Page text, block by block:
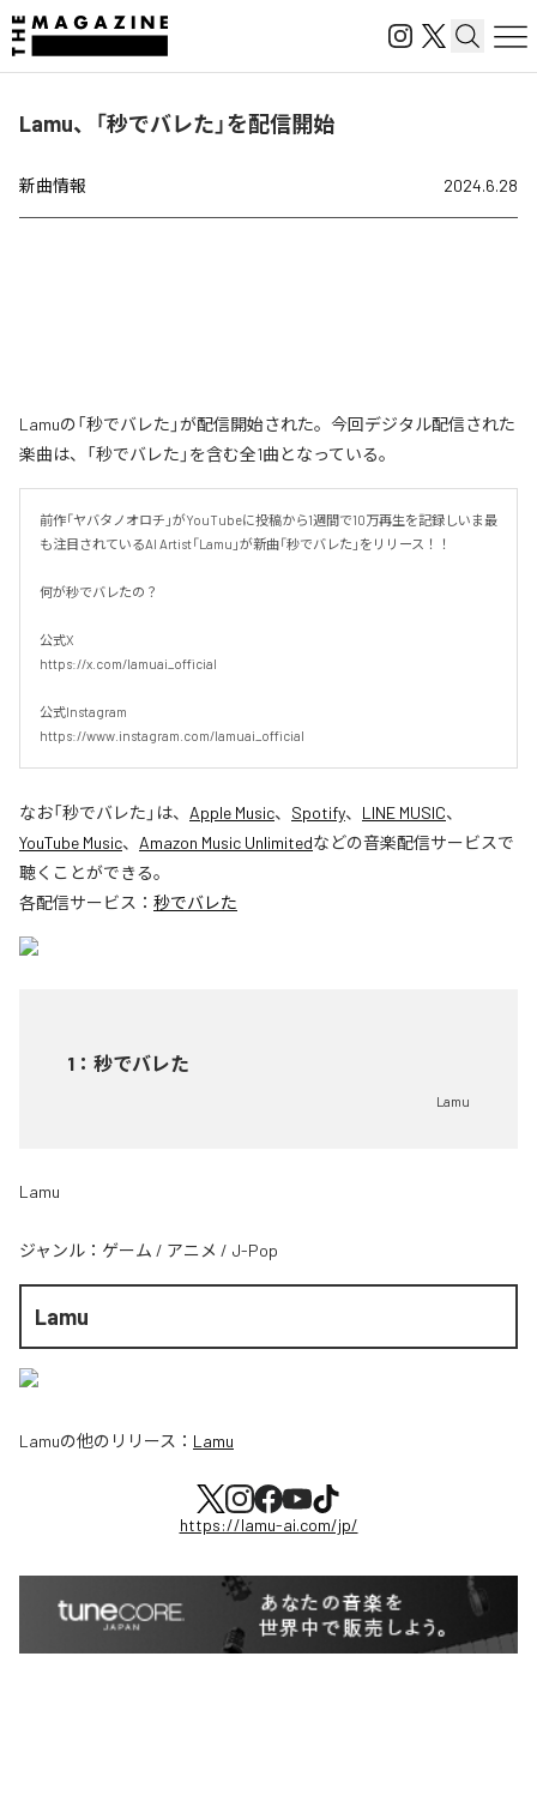
Lamu、「秒でバレた」を配信開始
新曲情報 2024.6.28
Lamuの「秒でバレた」が配信開始された。今回デジタル配信された
楽曲は、「秒でバレた」を含む全1曲となっている。
前作「ヤバタノオロチ」がYouTubeに投稿から1週間で10万再生を記録しいま最
も注目されているAI Artist「Lamu」が新曲「秒でバレた」をリリース！！
何が秒でバレたの？
公式X
https://x.com/lamuai_official
公式Instagram
https://www.instagram.com/lamuai_official
なお「秒でバレた 」は、 Apple Music、 Spotify、 LINE MUSIC、
YouTube Music、 Amazon Music Unlimitedなどの音楽配信サービスで
聴くことができる。
各配信サービス： 秒でバレた
1 ： 秒でバレた
Lamu
Lamu
ジャンル： ゲーム / アニメ / J-Pop
Lamu
Lamuの他のリリース： Lamu
https://lamu-ai.com/jp/